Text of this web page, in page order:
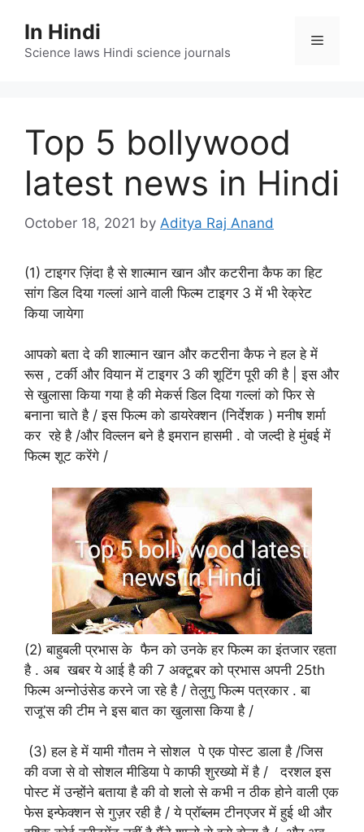
content
In Hindi
Science laws Hindi science journals
Menu
Top 5 bollywood
latest news in Hindi
October 18, 2021 by Aditya Raj Anand
(1) टाइगर ज़िंदा है से शाल्मान खान और कटरीना कैफ का हिट
सांग डिल दिया गल्लां आने वाली फिल्म टाइगर 3 में भी रेक्रेट
किया जायेगा
आपको बता दे की शाल्मान खान और कटरीना कैफ ने हल हे में
रूस , टर्की और वियान में टाइगर 3 की शूटिंग पूरी की है | इस और
से खुलासा किया गया है की मेकर्स डिल दिया गल्लां को फिर से
बनाना चाते है / इस फिल्म को डायरेक्शन (निर्देशक ) मनीष शर्मा
कर रहे है /और विल्लन बने है इमरान हासमी . वो जल्दी हे मुंबई में
फिल्म शूट करेंगे /
(2) बाहुबली प्रभास के फैन को उनके हर फिल्म का इंतजार रहता
है . अब खबर ये आई है की 7 अक्टूबर को प्रभास अपनी 25th
फिल्म अन्नोउंसेड करने जा रहे है / तेलुगु फिल्म पत्रकार . बा
राजू’स की टीम ने इस बात का खुलासा किया है /
(3) हल हे में यामी गौतम ने सोशल पे एक पोस्ट डाला है /जिस
की वजा से वो सोशल मीडिया पे काफी शुरख्यो में है / दरशल इस
पोस्ट में उन्होंने बताया है की वो शलो से कभी न ठीक होने वाली एक
फेस इन्फेक्शन से गुज़र रही है / ये प्रॉब्लम टीनएजर में हुई थी और